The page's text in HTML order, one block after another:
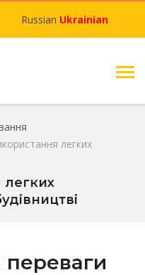
Russian Ukrainian
легких
переваги